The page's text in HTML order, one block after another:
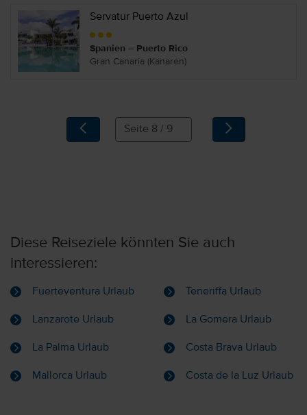
Servatur Puerto Azul
Spanien – Puerto Rico
Gran Canaria (Kanaren)
Diese Reiseziele könnten Sie auch
interessieren:
Fuerteventura Urlaub Teneriffa Urlaub
Lanzarote Urlaub La Gomera Urlaub
La Palma Urlaub Costa Brava Urlaub
Mallorca Urlaub Costa de la Luz Urlaub